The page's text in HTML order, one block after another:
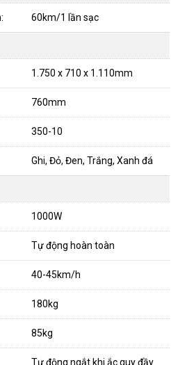
60km/1 lần sạc
1.750 x 710 x 1.110mm
760mm
350-10
Ghi, Đỏ, Đen, Trắng, Xanh đá
1000W
Tự động hoàn toàn
40-45km/h
180kg
85kg
Tự động ngắt khi ắc quy đầy